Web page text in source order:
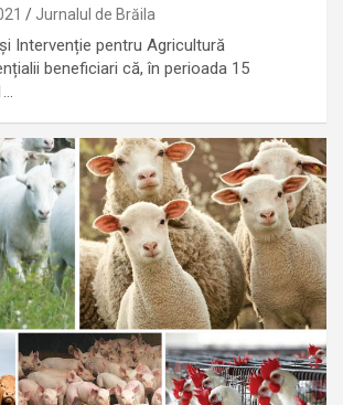
Jurnalul de Brăila
Intervenție pentru Agricultură
beneficiari că, în perioada 15